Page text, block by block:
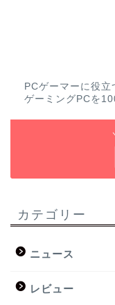
PCゲーマーに役立
ゲーミングPCを
カテゴリー
ニュース
レビュー